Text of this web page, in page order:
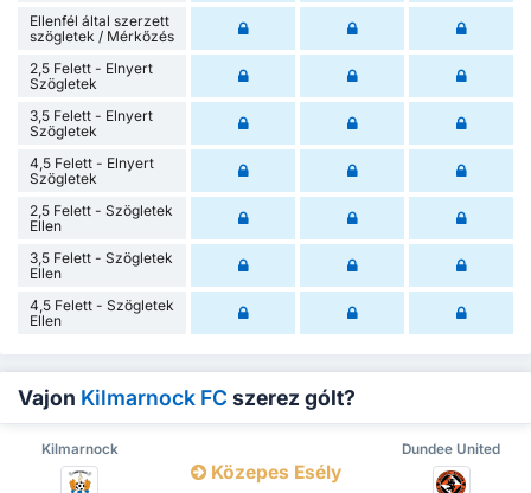
Ellenfél által szerzett
szögletek / Mérkőzés
2,5 Felett - Elnyert
Szögletek
3,5 Felett - Elnyert
Szögletek
4,5 Felett - Elnyert
Szögletek
2,5 Felett - Szögletek
Ellen
3,5 Felett - Szögletek
Ellen
4,5 Felett - Szögletek
Ellen
Vajon Kilmarnock FC szerez gólt?
Kilmarnock Dundee United
Közepes Esély